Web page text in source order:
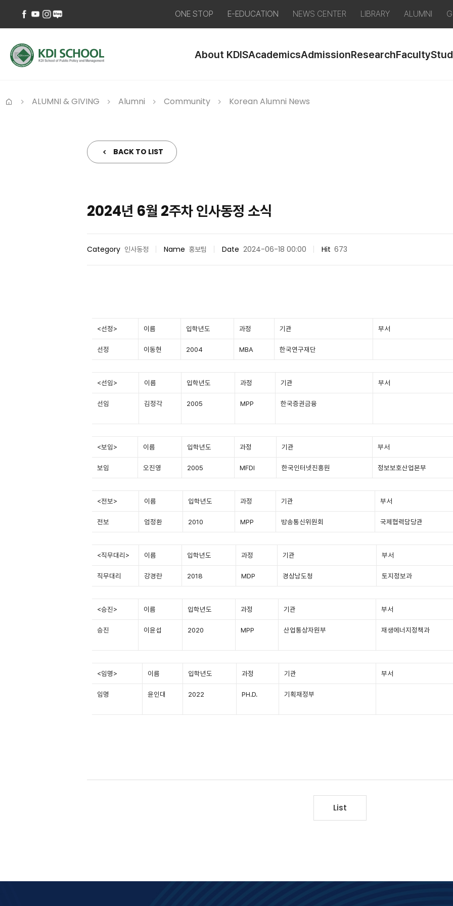
이
스
북
브
바
타
그
버
블
ONE STOP E-EDUCATION NEWS CENTER LIBRARY ALUMNI
About KDISAcademicsAdmissionResearchFaculty
ALUMNI & GIVING Alumni Community Korean Alumni News
BACK TO LIST
2024년 6월 2주차 인사동정 소식
Category 인사동정 Name 홍보팀 Date 2024-06-18 00:00 Hit 673
<선정> 이름 입학년도 과정 기관 부서
선정 이동현 2004 MBA 한국연구재단
<선임> 이름 입학년도 과정 기관 부서
선임 김정각 2005 MPP 한국증권금융
<보임> 이름 입학년도 과정 기관 부서
보임 오진영 2005 MFDI 한국인터넷진흥원 정보보호산업본부
<전보> 이름 입학년도 과정 기관 부서
전보 엄정환 2010 MPP 방송통신위원회 국제협력담당관
<직무대리> 이름 입학년도 과정 기관 부서
직무대리 강경란 2018 MDP 경상남도청 토지정보과
<승진> 이름 입학년도 과정 기관 부서
승진 이윤섭 2020 MPP 산업통상자원부 재생에너지정책과
<임명> 이름 입학년도 과정 기관 부서
임명 윤인대 2022 PH.D. 기획재정부
List